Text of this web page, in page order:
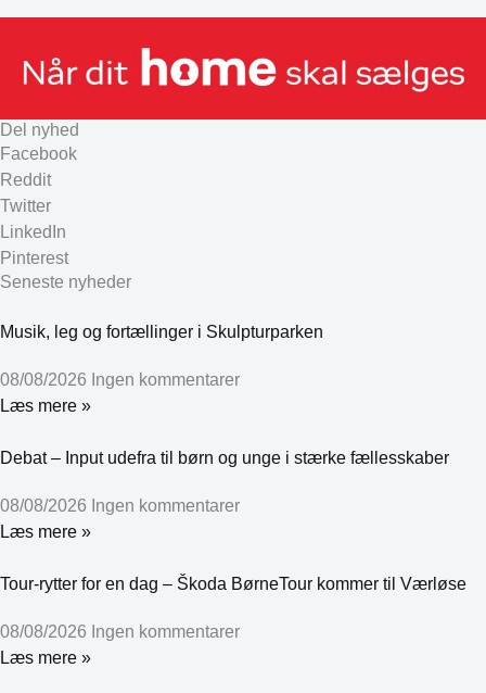
Del nyhed
Facebook
Reddit
Twitter
LinkedIn
Pinterest
Seneste nyheder
Musik, leg og fortællinger i Skulpturparken
08/08/2026 Ingen kommentarer
Læs mere »
Debat – Input udefra til børn og unge i stærke fællesskaber
08/08/2026 Ingen kommentarer
Læs mere »
Tour-rytter for en dag – Škoda BørneTour kommer til Værløse
08/08/2026 Ingen kommentarer
Læs mere »